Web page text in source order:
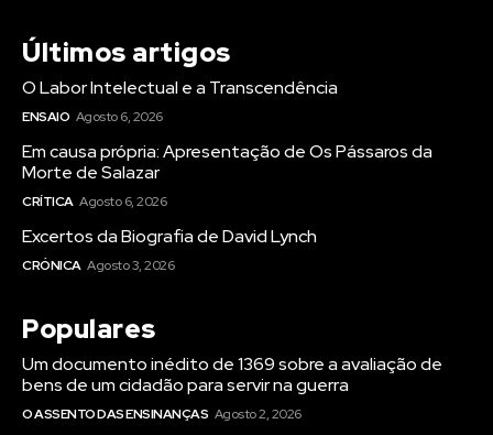
Últimos artigos
O Labor Intelectual e a Transcendência
ENSAIO Agosto 6, 2026
Em causa própria: Apresentação de Os Pássaros da
Morte de Salazar
CRÍTICA Agosto 6, 2026
Excertos da Biografia de David Lynch
CRÓNICA Agosto 3, 2026
Populares
Um documento inédito de 1369 sobre a avaliação de
bens de um cidadão para servir na guerra
O ASSENTO DAS ENSINANÇAS Agosto 2, 2026